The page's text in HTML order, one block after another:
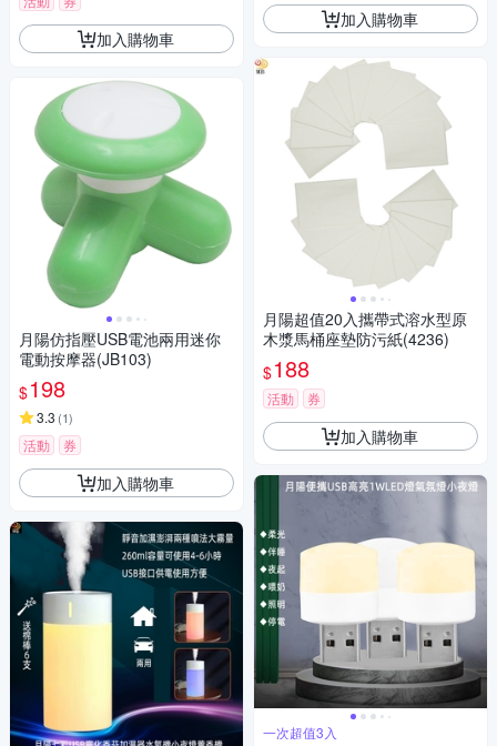
加入購物車
月陽仿指壓USB電池兩用迷你
電動按摩器(JB103)
$198
3.3 (1)
活動 券
加入購物車
加入購物車
月陽超值20入攜帶式溶水型原
木漿馬桶座墊防污紙(4236)
$188
活動 券
加入購物車
一次超值3入